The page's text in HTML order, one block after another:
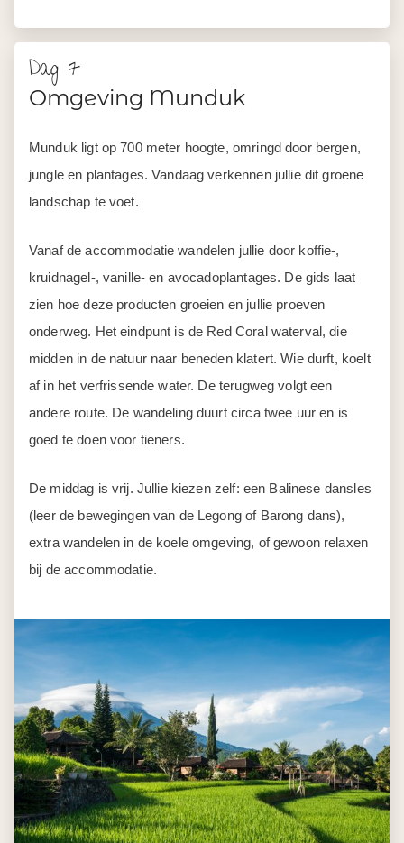
zien hoe deze producten groeien en jullie proeven
onderweg. Het eindpunt is de Red Coral waterval, die
af in het verfrissende water. De terugweg volgt een
andere route. De wandeling duurt circa twee uur en is
goed te doen voor tieners.
De middag is vrij. Jullie kiezen zelf: een Balinese dansles
(leer de bewegingen van de Legong of Barong dans),
extra wandelen in de koele omgeving, of gewoon relaxen
bij de accommodatie.
Dag 8
Munduk - Sanur
Vanuit Munduk rijden jullie naar Zuid-Bali. Onderweg
stoppen jullie bij de Ulun Danu Beratan Temple, een van
de meest bijzondere plekken van het eiland. Deze
watertempel is deels in het Beratanmeer gebouwd, met